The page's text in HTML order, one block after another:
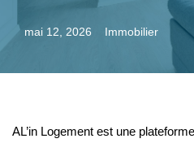
mai 12, 2026 Immobilier
AL’in Logement est une